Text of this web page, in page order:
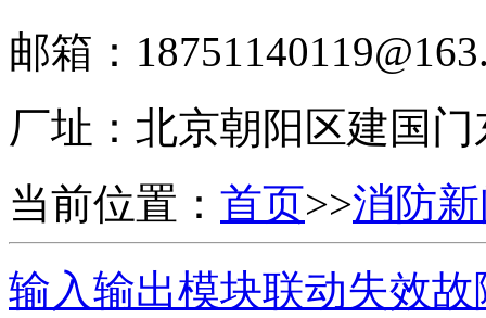
邮箱：
厂址： 北京朝阳区建国门
当前位置： 首页>>消防
输入输出模块联动失效故